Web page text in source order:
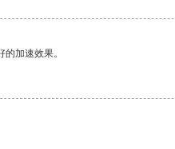
加速效果。